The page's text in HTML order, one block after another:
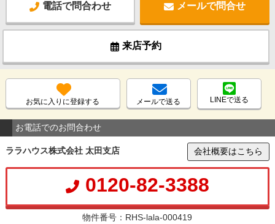
電話で問合わせ メールで問合せ
来店予約
お気に入りに登録する メールで送る LINEで送る
お電話でのお問合わせ
ララハウス株式会社 太田支店 会社概要はこちら
0120-82-3388
物件番号：RHS-lala-000419